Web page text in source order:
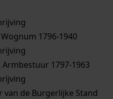
1796-1940
1797-1963
van de Burgerlijke Stand